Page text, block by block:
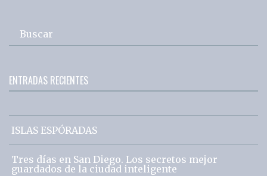
Buscar
ENTRADAS RECIENTES
ISLAS ESPÓRADAS
Tres días en San Diego. Los secretos mejor
guardados de la ciudad inteligente